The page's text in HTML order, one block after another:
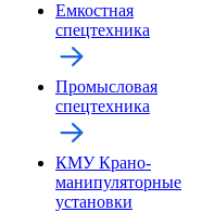
Емкостная
спецтехника
Промысловая
спецтехника
КМУ Крано-
манипуляторные
установки